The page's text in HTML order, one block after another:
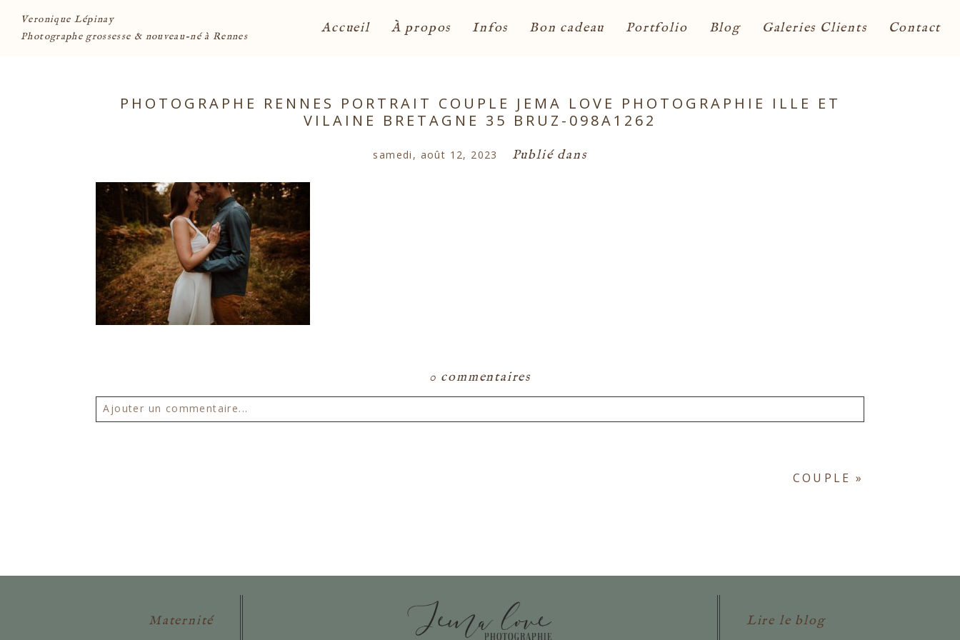
Veronique Lépinay
Photographe grossesse & nouveau-né à Rennes
Accueil À propos Infos Bon cadeau Portfolio Blog Galeries Clients Contact
PHOTOGRAPHE RENNES PORTRAIT COUPLE JEMA LOVE PHOTOGRAPHIE ILLE ET
VILAINE BRETAGNE 35 BRUZ-098A1262
samedi, août 12, 2023 Publié dans
0 commentaires
Ajouter un commentaire...
COUPLE »
Maternité Lire le blog